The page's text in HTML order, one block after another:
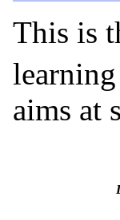
This is
aims at